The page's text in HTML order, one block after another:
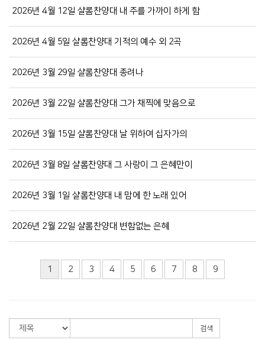
2026년 4월 12일 샬롬찬양대 내 주를 가까이 하게 함
2026년 4월 5일 샬롬찬양대 기적의 예수 외 2곡
2026년 3월 29일 샬롬찬양대 종려나
2026년 3월 22일 샬롬찬양대 그가 채찍에 맞음으로
2026년 3월 15일 샬롬찬양대 날 위하여 십자가의
2026년 3월 8일 샬롬찬양대 그 사랑이 그 은혜만이
2026년 3월 1일 샬롬찬양대 내 맘에 한 노래 있어
2026년 2월 22일 샬롬찬양대 변함없는 은혜
1 2 3 4 5 6 7 8 9
검색